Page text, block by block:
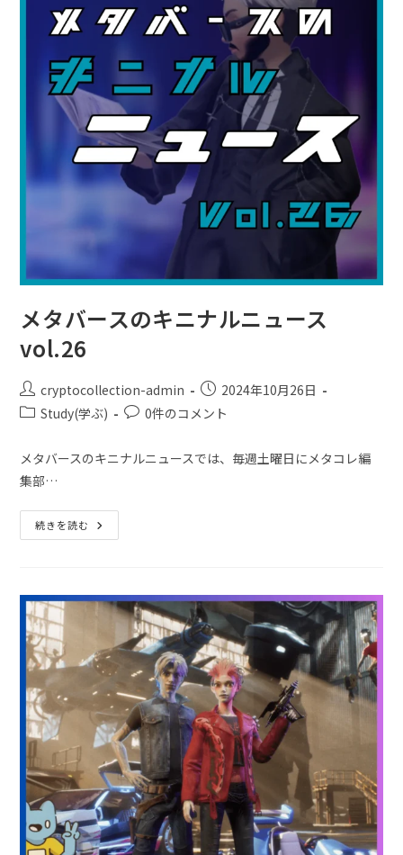
メタバースのキニナルニュース
vol.26
cryptocollection-admin
2024年10月26日
Study(学ぶ)
0件のコメント
メタバースのキニナルニュースでは、毎週土曜日にメタコレ編
集部…
続きを読む